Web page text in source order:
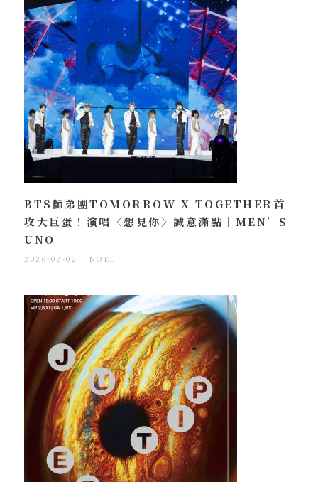
BTS師弟團TOMORROW X TOGETHER首
攻大巨蛋！演唱〈想見你〉誠意滿點｜MEN’S
UNO
2026-02-02 NOEL